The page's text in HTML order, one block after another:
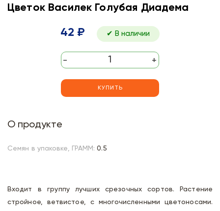
Цветок Василек Голубая Диадема
42 ₽ ✔ В наличии
- +
КУПИТЬ
О продукте
Семян в упаковке, ГРАММ: 0.5
Входит в группу лучших срезочных сортов. Растение
стройное, ветвистое, с многочисленными цветоносами.